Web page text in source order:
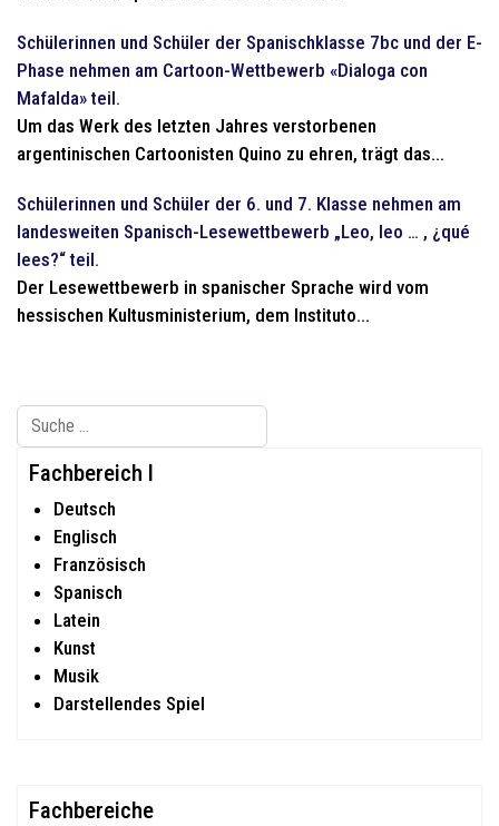
Schülerinnen und Schüler der Spanischklasse 7bc und der E-
Phase nehmen am Cartoon-Wettbewerb «Dialoga con
Mafalda» teil.
Um das Werk des letzten Jahres verstorbenen
argentinischen Cartoonisten Quino zu ehren, trägt das...
Schülerinnen und Schüler der 6. und 7. Klasse nehmen am
landesweiten Spanisch-Lesewettbewerb „Leo, leo … , ¿qué
lees?“ teil.
Der Lesewettbewerb in spanischer Sprache wird vom
hessischen Kultusministerium, dem Instituto...
Suchen
Type 2 or more characters for results.
Fachbereich I
Deutsch
Englisch
Französisch
Spanisch
Latein
Kunst
Musik
Darstellendes Spiel
Fachbereiche